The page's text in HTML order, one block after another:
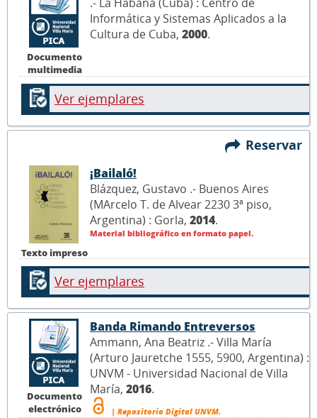
Documento
multimedia
Informática y Sistemas Aplicados a la
Cultura de Cuba, 2000.
Ver ejemplares
Reservar
Texto impreso
¡Bailaló!
Blázquez, Gustavo .- Buenos Aires
(MArcelo T. de Alvear 2230 3ª piso,
Argentina) : Gorla, 2014.
Material bibliográfico en formato papel.
Ver ejemplares
Documento
electrónico
Banda Rimando Entreversos
Ammann, Ana Beatriz .- Villa María
(Arturo Jauretche 1555, 5900, Argentina) :
UNVM - Universidad Nacional de Villa
María, 2016.
| Repositorio Digital UNVM.